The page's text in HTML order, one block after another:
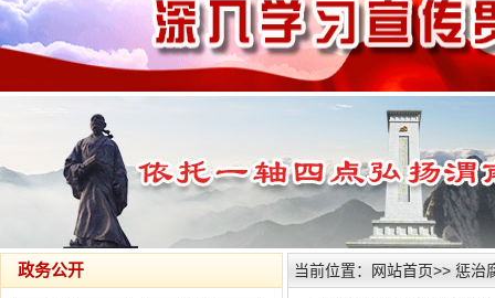
政务公开 当前位置： 网站首页>> 惩治